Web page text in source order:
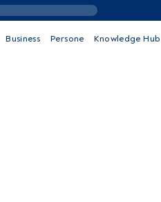
Business Persone Knowledge Hub